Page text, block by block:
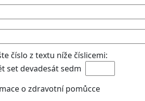
číslo z textu níže číslicemi:
set devadesát sedm
o zdravotní pomůcce